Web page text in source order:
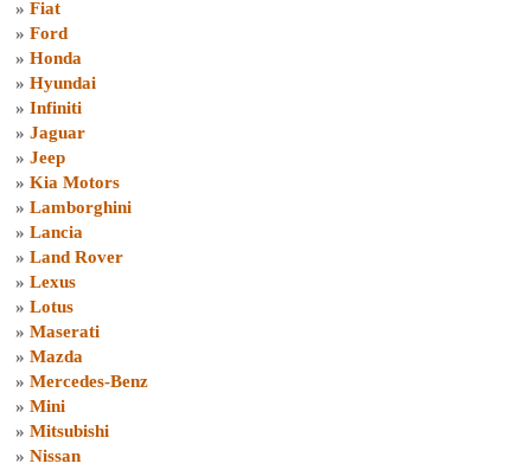
» Fiat
» Ford
» Honda
» Hyundai
» Infiniti
» Jaguar
» Jeep
» Kia Motors
» Lamborghini
» Lancia
» Land Rover
» Lexus
» Lotus
» Maserati
» Mazda
» Mercedes-Benz
» Mini
» Mitsubishi
» Nissan